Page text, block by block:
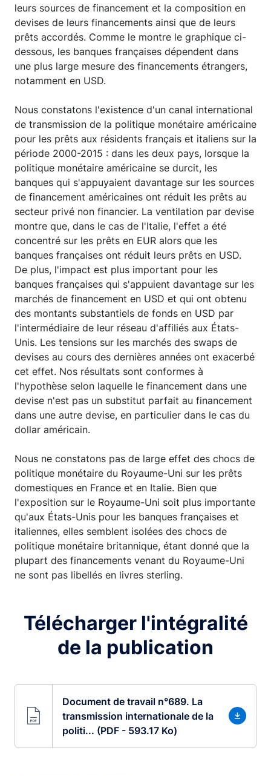
leurs sources de financement et la composition en
devises de leurs financements ainsi que de leurs
prêts accordés. Comme le montre le graphique ci-
dessous, les banques françaises dépendent dans
une plus large mesure des financements étrangers,
notamment en USD.
Nous constatons l'existence d'un canal international
de transmission de la politique monétaire américaine
pour les prêts aux résidents français et italiens sur la
période 2000-2015 : dans les deux pays, lorsque la
politique monétaire américaine se durcit, les
banques qui s'appuyaient davantage sur les sources
de financement américaines ont réduit les prêts au
secteur privé non financier. La ventilation par devise
montre que, dans le cas de l'Italie, l'effet a été
concentré sur les prêts en EUR alors que les
banques françaises ont réduit leurs prêts en USD.
De plus, l'impact est plus important pour les
banques françaises qui s'appuient davantage sur les
marchés de financement en USD et qui ont obtenu
des montants substantiels de fonds en USD par
l'intermédiaire de leur réseau d'affiliés aux États-
Unis. Les tensions sur les marchés des swaps de
devises au cours des dernières années ont exacerbé
cet effet. Nos résultats sont conformes à
l'hypothèse selon laquelle le financement dans une
devise n'est pas un substitut parfait au financement
dans une autre devise, en particulier dans le cas du
dollar américain.
Nous ne constatons pas de large effet des chocs de
politique monétaire du Royaume-Uni sur les prêts
domestiques en France et en Italie. Bien que
l'exposition sur le Royaume-Uni soit plus importante
qu'aux États-Unis pour les banques françaises et
italiennes, elles semblent isolées des chocs de
politique monétaire britannique, étant donné que la
plupart des financements venant du Royaume-Uni
ne sont pas libellés en livres sterling.
Télécharger l'intégralité
de la publication
Document de travail n°689. La
transmission internationale de la
politi... (PDF - 593.17 Ko)